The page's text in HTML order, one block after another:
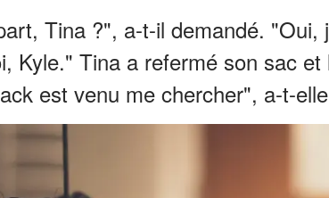
Tina ?", a-t-il demandé. "Oui,
Kyle." Tina a refermé son sac
est venu me chercher", a-t-